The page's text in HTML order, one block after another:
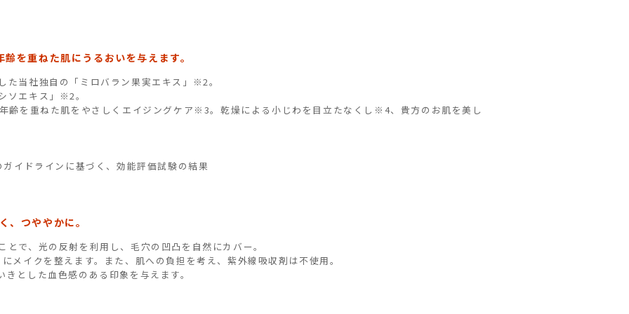
を重ねた肌にうるおいを与えます。
た当社独自の「ミロバラン果実エキス」※2。
ソエキス」※2。
齢を重ねた肌をやさしくエイジングケア※3。乾燥による小じわを目立たなくし※4、貴方のお肌を美し
イドラインに基づく、効能評価試験の結果
、つややかに。
で、光の反射を利用し、毛穴の凹凸を自然にカバー。
メイクを整えます。また、肌への負担を考え、紫外線吸収剤は不使用。
とした血色感のある印象を与えます。